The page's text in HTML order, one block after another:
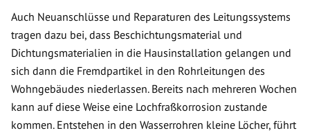
Auch Neuanschlüsse und Reparaturen des Leitungssystems
tragen dazu bei, dass Beschichtungsmaterial und
Dichtungsmaterialien in die Hausinstallation gelangen und
sich dann die Fremdpartikel in den Rohrleitungen des
Wohngebäudes niederlassen. Bereits nach mehreren Wochen
kann auf diese Weise eine Lochfraßkorrosion zustande
kommen. Entstehen in den Wasserrohren kleine Löcher, führt